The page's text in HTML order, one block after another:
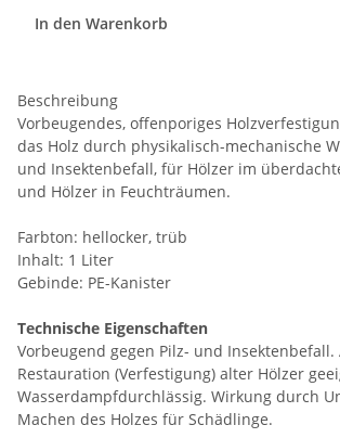
In den Warenkorb
Beschreibung
Vorbeugendes, offenporiges
das Holz durch physikalisch-mechanische
und Insektenbefall, für Hölzer im
und Hölzer in Feuchträumen.
Farbton: hellocker, trüb
Inhalt: 1 Liter
Gebinde: PE-Kanister
Technische Eigenschaften
Vorbeugend gegen Pilz- und Insektenbefall.
Restauration (Verfestigung) alter Hölzer
Wasserdampfdurchlässig. Wirkung durch
Machen des Holzes für Schädlinge.